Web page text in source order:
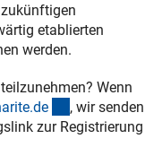
etablierten
werden.
Wenn
e (externer
, wir senden
zur Registrierung